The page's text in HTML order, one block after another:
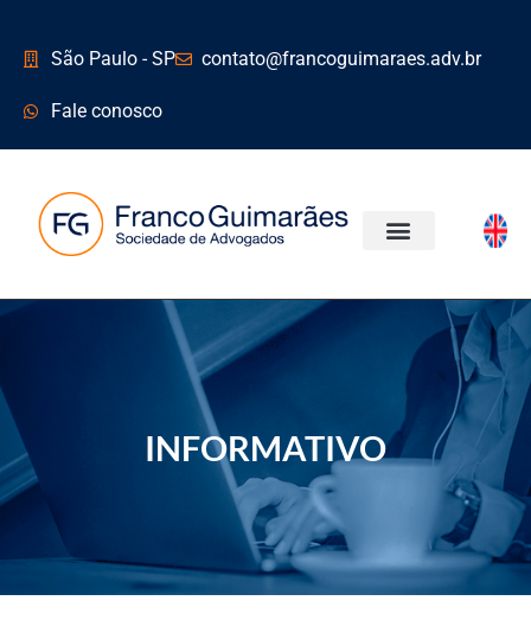
São Paulo - SP contato@francoguimaraes.adv.br
Fale conosco
INFORMATIVO